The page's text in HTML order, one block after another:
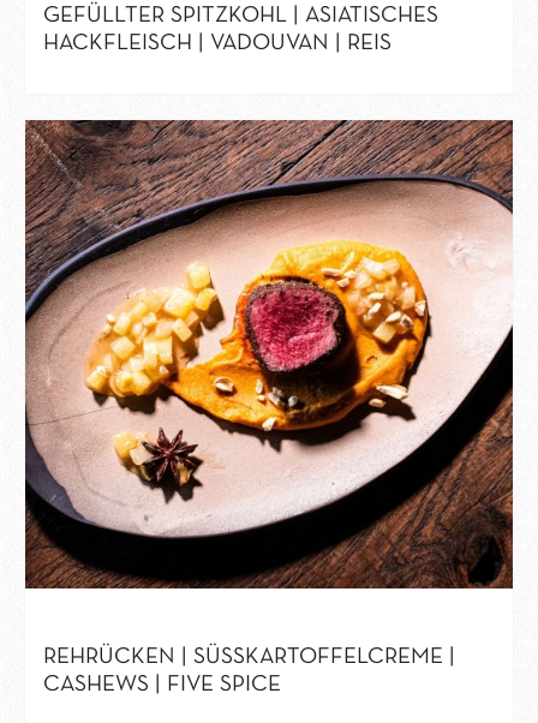
GEFÜLLTER SPITZKOHL | ASIATISCHES
HACKFLEISCH | VADOUVAN | REIS
REHRÜCKEN | SÜSSKARTOFFELCREME | C
ASHEWS | FIVE SPICE